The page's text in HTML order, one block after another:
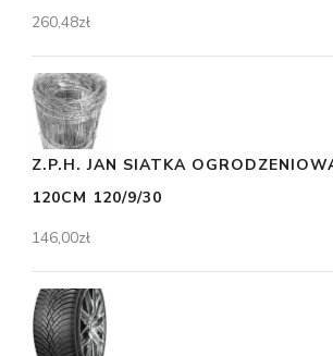
260,48zł
Z.P.H. JAN SIATKA
120CM 120/9/30
146,00zł